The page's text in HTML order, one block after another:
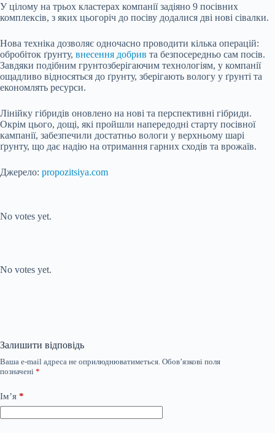
У цілому на трьох кластерах компанії задіяно 9 посівних
комплексів, з яких цьогоріч до посіву додалися дві нові сівалки.
Нова техніка дозволяє одночасно проводити кілька операцій:
обробіток ґрунту, внесення добрив та безпосередньо сам посів.
Завдяки подібним грунтозберігаючим технологіям, у компанії
ощадливо відносяться до ґрунту, зберігають вологу у ґрунті та
економлять ресурси.
Лінійку гібридів оновлено на нові та перспективні гібриди.
Окрім цього, дощі, які пройшли напередодні старту посівної
кампанії, забезпечили достатньо вологи у верхньому шарі
ґрунту, що дає надію на отримання гарних сходів та врожаїв.
Джерело: propozitsiya.com
No votes yet.
No votes yet.
Залишити відповідь
Ваша e-mail адреса не оприлюднюватиметься. Обов’язкові поля
позначені *
Ім’я *